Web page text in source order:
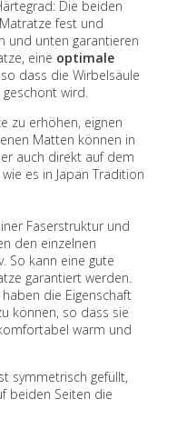
Die beiden
fest und
und unten garantieren
eine optimale
dass die Wirbelsäule
wird.
zu erhöhen, eignen
Matten können in
auch direkt auf dem
es in Japan Tradition
Faserstruktur und
den einzelnen
So kann eine gute
garantiert werden.
die Eigenschaft
können, so dass sie
warm und
symmetrisch gefüllt,
beiden Seiten die